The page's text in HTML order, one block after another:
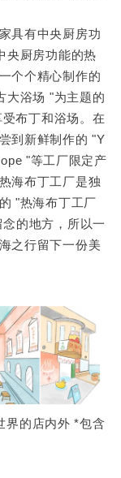
具有中央厨房功
央厨房功能的热
个个精心制作的
大浴场 "为主题的
布丁和浴场。在
到新鲜制作的 "Y
"等工厂限定产
海布丁工厂是独
"热海布丁工厂
的地方，所以一
之行留下一份美
界的店内外 *包含